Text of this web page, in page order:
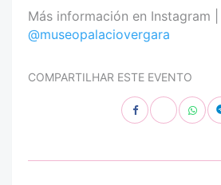
Más información en Instagram |
@museopalaciovergara
COMPARTILHAR ESTE EVENTO